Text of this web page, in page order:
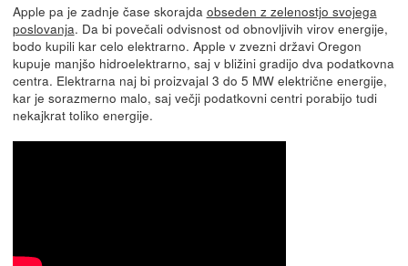
Apple pa je zadnje čase skorajda obseden z zelenostjo svojega
poslovanja. Da bi povečali odvisnost od obnovljivih virov energije,
bodo kupili kar celo elektrarno. Apple v zvezni državi Oregon
kupuje manjšo hidroelektrarno, saj v bližini gradijo dva podatkovna
centra. Elektrarna naj bi proizvajal 3 do 5 MW električne energije,
kar je sorazmerno malo, saj večji podatkovni centri porabijo tudi
nekajkrat toliko energije.